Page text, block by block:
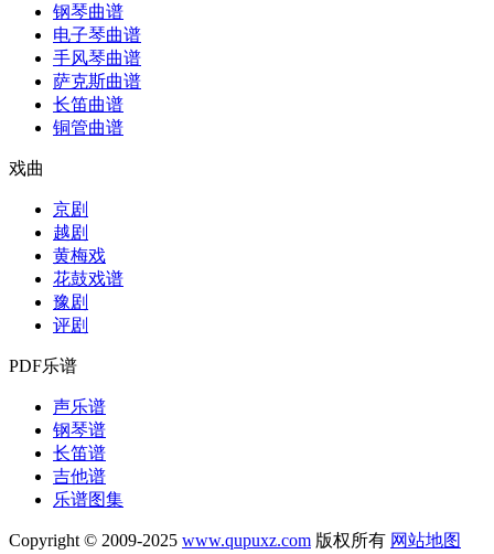
钢琴曲谱
电子琴曲谱
手风琴曲谱
萨克斯曲谱
长笛曲谱
铜管曲谱
戏曲
京剧
越剧
黄梅戏
花鼓戏谱
豫剧
评剧
PDF乐谱
声乐谱
钢琴谱
长笛谱
吉他谱
乐谱图集
Copyright © 2009-2025 www.qupuxz.com 版权所有 网站地图